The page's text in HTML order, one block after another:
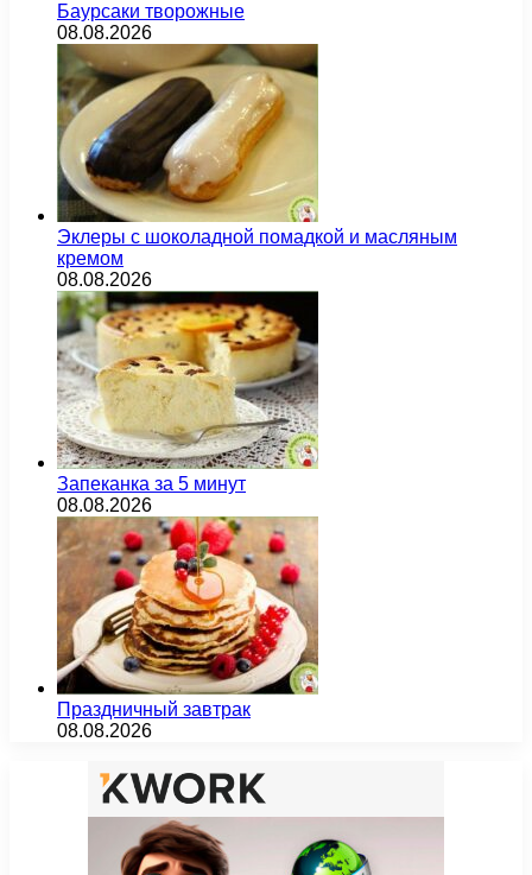
Баурсаки творожные
08.08.2026
Эклеры с шоколадной помадкой и масляным
кремом
08.08.2026
Запеканка за 5 минут
08.08.2026
Праздничный завтрак
08.08.2026